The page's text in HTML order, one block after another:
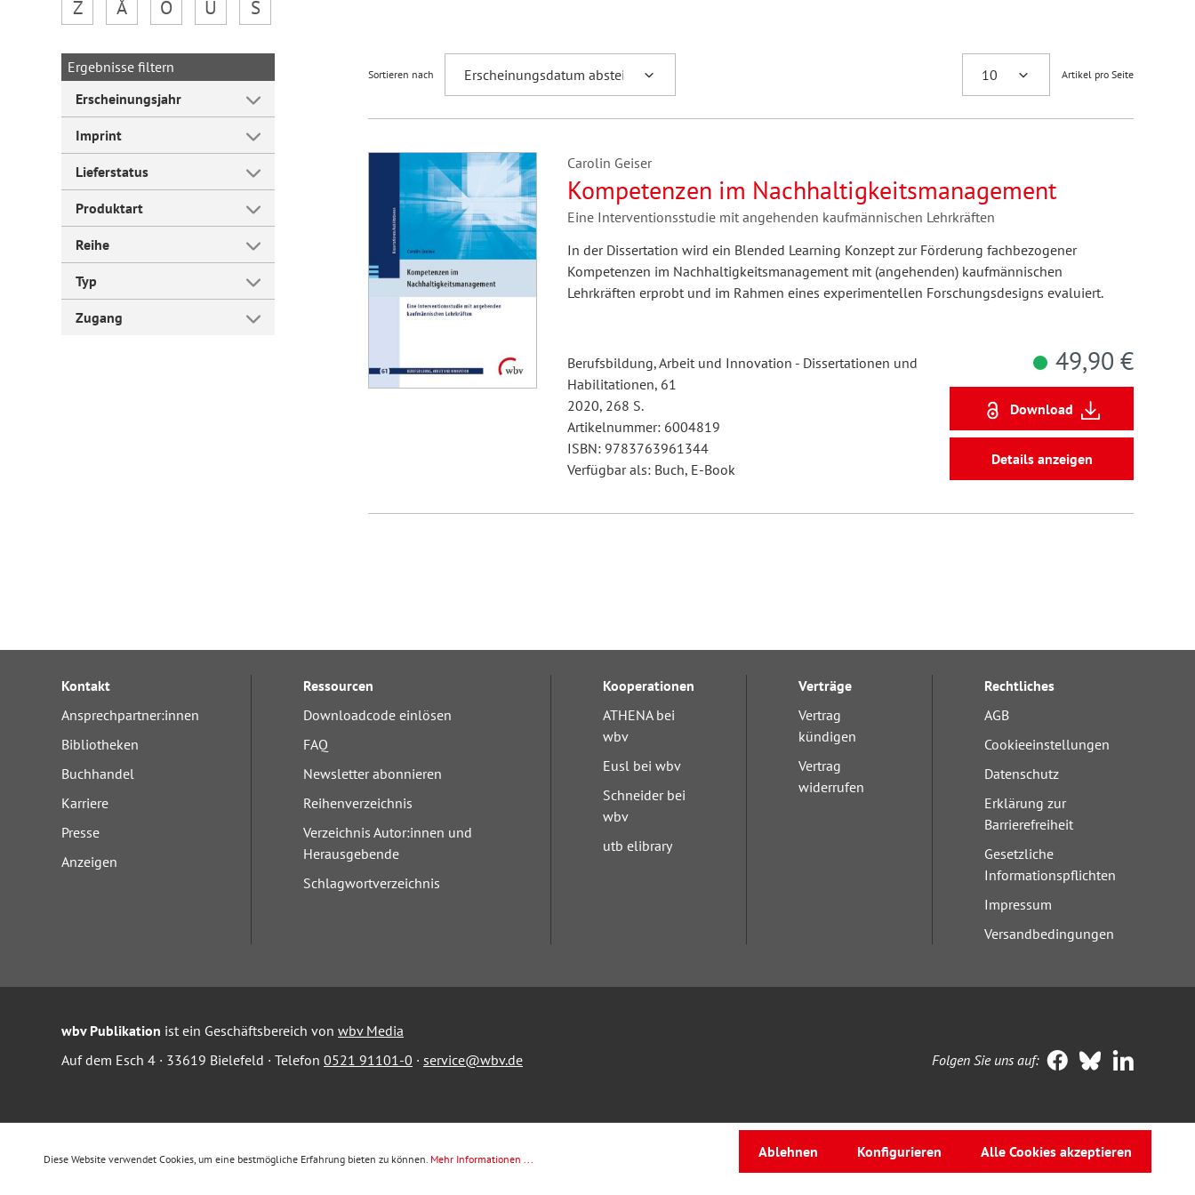
Forum Arbeitslehre
Z
Å Ö Ü Š
Ergebnisse filtern
Erscheinungsjahr
Imprint
Lieferstatus
Produktart
Reihe
Typ
Zugang
Sortieren nach Artikel pro Seite
Carolin Geiser
Kompetenzen im Nachhaltigkeitsmanagement
Eine Interventionsstudie mit angehenden kaufmännischen Lehrkräften
In der Dissertation wird ein Blended Learning Konzept zur Förderung fachbezogener
Kompetenzen im Nachhaltigkeitsmanagement mit (angehenden) kaufmännischen
Lehrkräften erprobt und im Rahmen eines experimentellen Forschungsdesigns evaluiert.
Berufsbildung, Arbeit und Innovation - Dissertationen und
Habilitationen, 61
2020, 268 S.
Artikelnummer: 6004819
ISBN: 9783763961344
Verfügbar als: Buch, E-Book
49,90 €
Download
Details anzeigen
Kontakt
Ansprechpartner:innen
Bibliotheken
Buchhandel
Karriere
Presse
Anzeigen
Ressourcen
Downloadcode einlösen
FAQ
Newsletter abonnieren
Reihenverzeichnis
Verzeichnis Autor:innen und
Herausgebende
Schlagwortverzeichnis
Kooperationen
ATHENA bei
wbv
Eusl bei wbv
Schneider bei
wbv
utb elibrary
Verträge
Vertrag
kündigen
Vertrag
widerrufen
Rechtliches
AGB
Cookieeinstellungen
Datenschutz
Erklärung zur
Barrierefreiheit
Gesetzliche
Informationspflichten
Impressum
Versandbedingungen
wbv Publikation ist ein Geschäftsbereich von wbv Media
Auf dem Esch 4 · 33619 Bielefeld · Telefon 0521 91101-0 · service@wbv.de Folgen Sie uns auf:
Diese Website verwendet Cookies, um eine bestmögliche Erfahrung bieten zu können. Mehr Informationen ... Ablehnen Konfigurieren Alle Cookies akzeptieren